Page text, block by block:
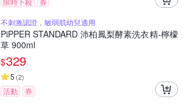
不刺激認證，敏弱肌幼兒適用
PiPPER STANDARD 沛柏鳳梨酵素洗衣精-檸檬
草 900ml
$329
5 (2)
活動
券